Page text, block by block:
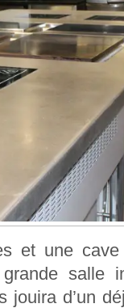
et une
salle
jouira d’un